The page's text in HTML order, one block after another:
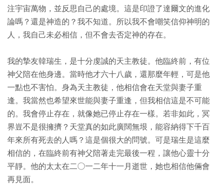
注宇宙萬物，並反思自己的處境。這是印證了達爾文的進化
論嗎？還是神造的？我不知道。所以我不會嘲笑信仰神明的
人，我自己未必相信，但不會去否定神的存在。
我的摯友韓瑞生，是十分虔誠的天主教徒。他臨終前，有位
神父陪在他身邊。當時他才六十八歲，還那麼年輕，可是他
一點也不害怕。身為天主教徒，他相信會在天堂與妻子重
逢。我當然也希望來世能與妻子重逢，但我相信這是不可能
的。我會停止存在，就像她已停止存在一樣。若非如此，冥
界豈不是很擁擠？天堂真的如此廣闊無垠，能容納得下千百
年來所有死去的人嗎？這是個很大的問號。可是瑞生是這麼
相信的，在臨終前有神父陪著走完最後一程，讓他心靈十分
平靜。他的太太在二○一二年十一月逝世，她也相信他倆會
再見面。